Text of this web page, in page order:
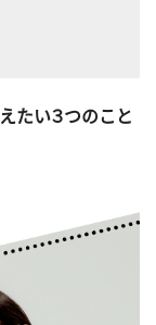
たい３つのこと